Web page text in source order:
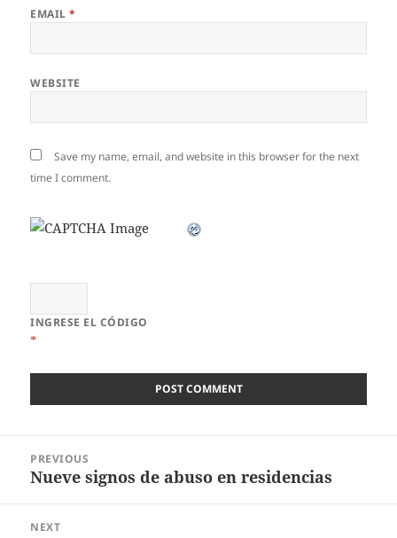
EMAIL*
WEBSITE
Save my name, email, and website in this browser for the next
time I comment.
INGRESE EL CÓDIGO
*
navigation
PREVIOUS
Previous
Nueve signos de abuso en residencias
NEXT